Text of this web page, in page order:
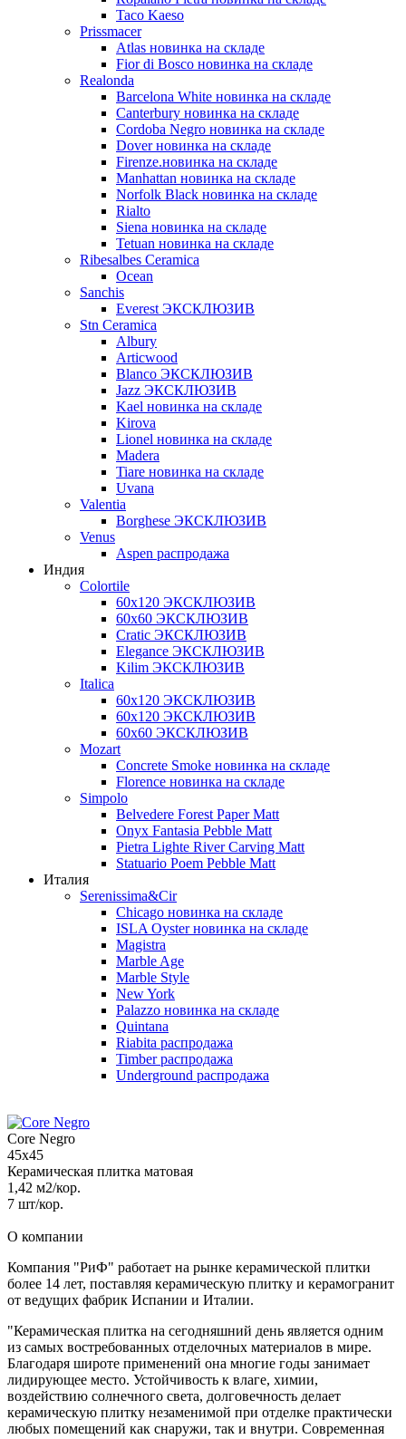
Taco Kaeso
Prissmacer
Atlas новинка на складе
Fior di Bosco новинка на складе
Realonda
Barсelona White новинка на складе
Canterbury новинка на складе
Cordoba Negro новинка на складе
Dover новинка на складе
Firenze.новинка на складе
Manhattan новинка на складе
Norfolk Black новинка на складе
Rialto
Siena новинка на складе
Tetuan новинка на складе
Ribesalbes Ceramica
Ocean
Sanchis
Everest ЭКСКЛЮЗИВ
Stn Ceramica
Albury
Articwood
Blanco ЭКСКЛЮЗИВ
Jazz ЭКСКЛЮЗИВ
Kael новинка на складе
Kirova
Lionel новинка на складе
Madera
Tiare новинка на складе
Uvana
Valentia
Borghese ЭКСКЛЮЗИВ
Venus
Aspen распродажа
Индия
Colortile
60х120 ЭКСКЛЮЗИВ
60х60 ЭКСКЛЮЗИВ
Cratic ЭКСКЛЮЗИВ
Elegance ЭКСКЛЮЗИВ
Kilim ЭКСКЛЮЗИВ
Italica
60х120 ЭКСКЛЮЗИВ
60х120 ЭКСКЛЮЗИВ
60х60 ЭКСКЛЮЗИВ
Mozart
Concrete Smoke новинка на складе
Florence новинка на складе
Simpolo
Belvedere Forest Paper Matt
Onyx Fantasia Pebble Matt
Pietra Lighte River Carving Matt
Statuario Poem Pebble Matt
Италия
Serenissima&Cir
Chicago новинка на складе
ISLA Oyster новинка на складе
Magistra
Marble Age
Marble Style
New York
Palazzo новинка на складе
Quintana
Riabita распродажа
Timber распродажа
Underground распродажа
Core Negro
45x45
Керамическая плитка матовая
1,42 м2/кор.
7 шт/кор.
О компании
Компания "РиФ" работает на рынке керамической плитки
более 14 лет, поставляя керамическую плитку и керамогранит
от ведущих фабрик Испании и Италии.
"Керамическая плитка на сегодняшний день является одним
из самых востребованных отделочных материалов в мире.
Благодаря широте применений она многие годы занимает
лидирующее место. Устойчивость к влаге, химии,
воздействию солнечного света, долговечность делает
керамическую плитку незаменимой при отделке практически
любых помещений как снаружи, так и внутри. Современная